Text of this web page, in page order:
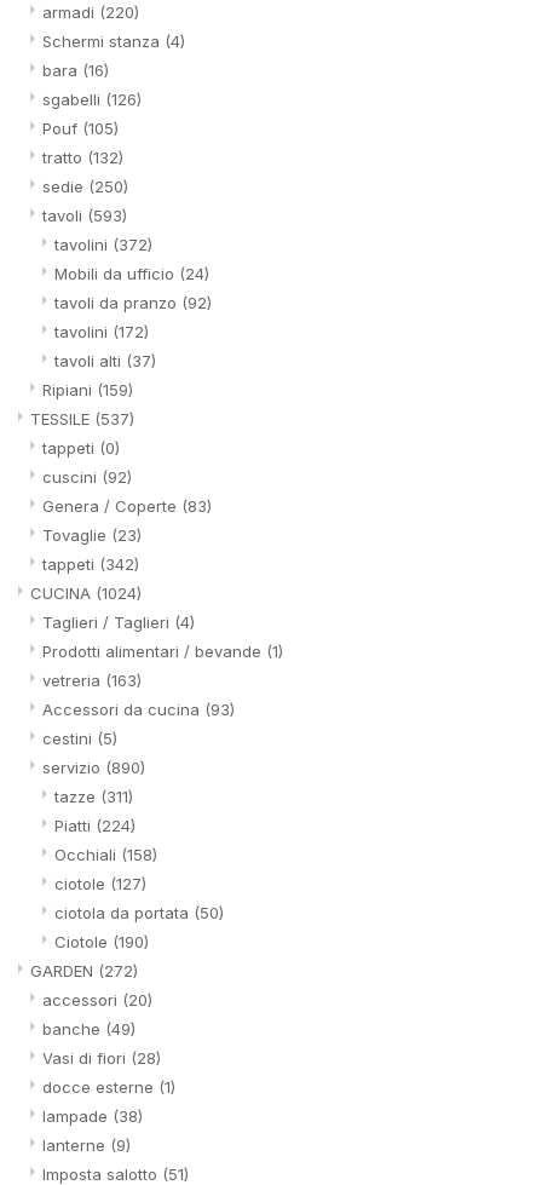
armadi (220)
Schermi stanza (4)
bara (16)
sgabelli (126)
Pouf (105)
tratto (132)
sedie (250)
tavoli (593)
tavolini (372)
Mobili da ufficio (24)
tavoli da pranzo (92)
tavolini (172)
tavoli alti (37)
Ripiani (159)
TESSILE (537)
tappeti (0)
cuscini (92)
Genera / Coperte (83)
Tovaglie (23)
tappeti (342)
CUCINA (1024)
Taglieri / Taglieri (4)
Prodotti alimentari / bevande (1)
vetreria (163)
Accessori da cucina (93)
cestini (5)
servizio (890)
tazze (311)
Piatti (224)
Occhiali (158)
ciotole (127)
ciotola da portata (50)
Ciotole (190)
GARDEN (272)
accessori (20)
banche (49)
Vasi di fiori (28)
docce esterne (1)
lampade (38)
lanterne (9)
Imposta salotto (51)